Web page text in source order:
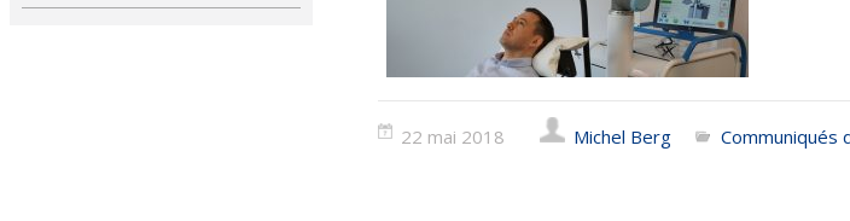
22 mai 2018 Michel Berg Communiqués